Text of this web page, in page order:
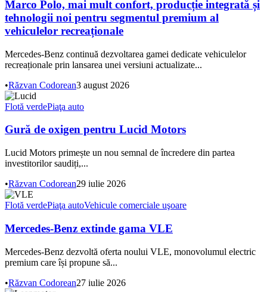
Marco Polo, mai mult confort, producție integrată și
tehnologii noi pentru segmentul premium al
vehiculelor recreaționale
Mercedes-Benz continuă dezvoltarea gamei dedicate vehiculelor
recreaționale prin lansarea unei versiuni actualizate...
•Răzvan Codorean3 august 2026
Flotă verdePiaţa auto
Gură de oxigen pentru Lucid Motors
Lucid Motors primește un nou semnal de încredere din partea
investitorilor saudiți,...
•Răzvan Codorean29 iulie 2026
Flotă verdePiaţa autoVehicule comerciale uşoare
Mercedes-Benz extinde gama VLE
Mercedes-Benz dezvoltă oferta noului VLE, monovolumul electric
premium care își propune să...
•Răzvan Codorean27 iulie 2026